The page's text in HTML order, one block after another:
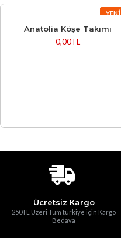
YENI
Anatolia Köşe Takımı
0,00TL
Ücretsiz Kargo
250TL Üzeri Tüm türkiye için Kargo
Bedava